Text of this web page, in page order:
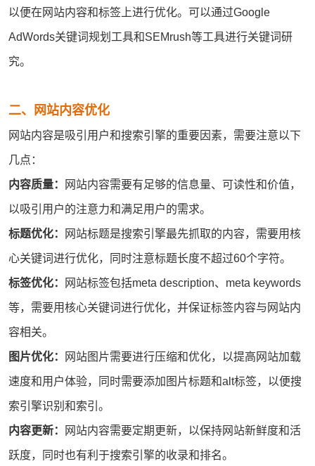
以便在网站内容和标签上进行优化。可以通过Google
AdWords关键词规划工具和SEMrush等工具进行关键词研
究。
二、网站内容优化
网站内容是吸引用户和搜索引擎的重要因素，需要注意以下
几点：
内容质量： 网站内容需要有足够的信息量、可读性和价值，
以吸引用户的注意力和满足用户的需求。
标题优化： 网站标题是搜索引擎最先抓取的内容，需要用核
心关键词进行优化，同时注意标题长度不超过60个字符。
标签优化： 网站标签包括meta description、meta keywords
等，需要用核心关键词进行优化，并保证标签内容与网站内
容相关。
图片优化： 网站图片需要进行压缩和优化，以提高网站加载
速度和用户体验，同时需要添加图片标题和alt标签，以便搜
索引擎识别和索引。
内容更新： 网站内容需要定期更新，以保持网站新鲜度和活
跃度，同时也有利于搜索引擎的收录和排名。